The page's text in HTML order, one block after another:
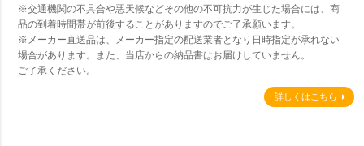
※交通機関の不具合や悪天候などその他の不可抗力が生じた場合には、商
品の到着時間帯が前後することがありますのでご了承願います。
※メーカー直送品は、メーカー指定の配送業者となり日時指定が承れない
場合があります。また、当店からの納品書はお届けしていません。
ご了承ください。
詳しくはこちら